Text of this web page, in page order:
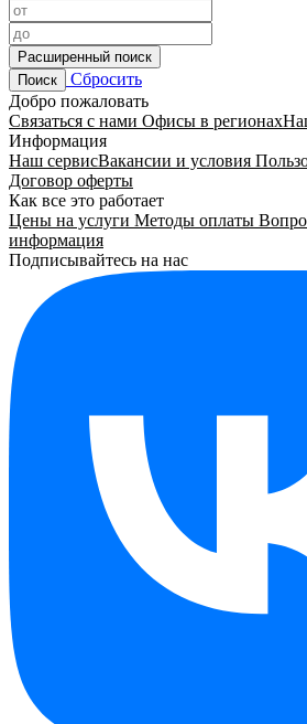
Расширенный поиск
Поиск
Сбросить
Добро пожаловать
Связаться с нами Офисы в регионах
Информация
Наш сервисВакансии и условия
Договор оферты
Как все это работает
Цены на услуги Методы оплаты
информация
Подписывайтесь на нас